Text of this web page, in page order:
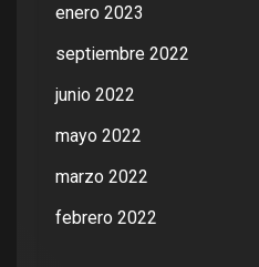
enero 2023
septiembre 2022
junio 2022
mayo 2022
marzo 2022
febrero 2022